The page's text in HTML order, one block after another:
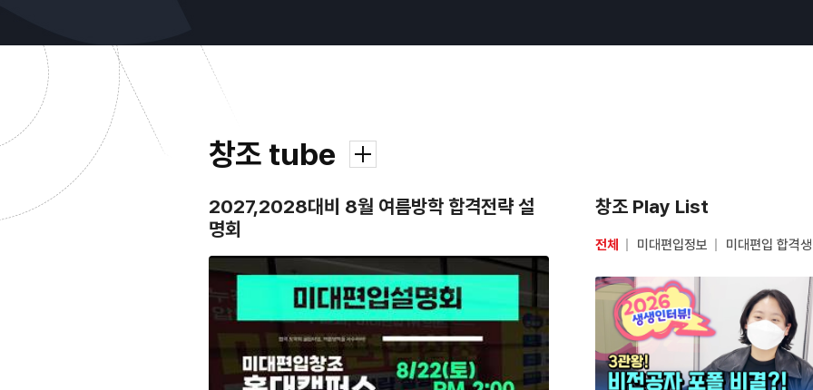
창조 tube
2027,2028대비 8월 여름방학 합격전략 설
명회
창조 Play List
전체 미대편입정보 미대편입 합격생